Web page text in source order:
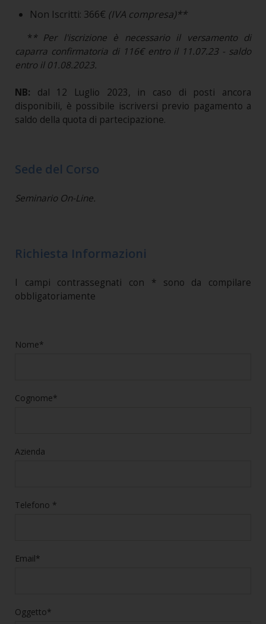
Non Iscritti: 366€ (IVA compresa)**
** Per l'iscrizione è necessario il versamento di
caparra confirmatoria di 116€ entro il 11.07.23 - saldo
entro il 01.08.2023.
NB: dal 12 Luglio 2023, in caso di posti ancora
disponibili, è possibile iscriversi previo pagamento a
saldo della quota di partecipazione.
Sede del Corso
Seminario On-Line.
Richiesta Informazioni
I campi contrassegnati con * sono da compilare
obbligatoriamente
Nome*
Cognome*
Azienda
Telefono *
Email*
Oggetto*